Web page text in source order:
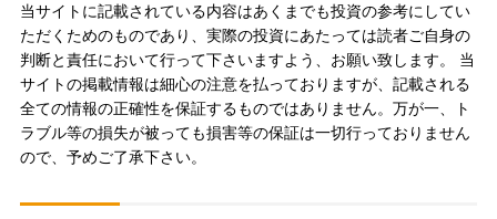
当サイトに記載されている内容はあくまでも投資の参考にしてい
ただくためのものであり、実際の投資にあたっては読者ご自身の
判断と責任において行って下さいますよう、お願い致します。 当
サイトの掲載情報は細心の注意を払っておりますが、記載される
全ての情報の正確性を保証するものではありません。万が一、ト
ラブル等の損失が被っても損害等の保証は一切行っておりません
ので、予めご了承下さい。